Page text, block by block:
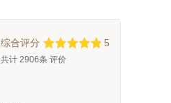
综合评分 5
共计 2906条 评价